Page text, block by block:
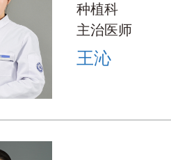
种植科
主治医师
王沁